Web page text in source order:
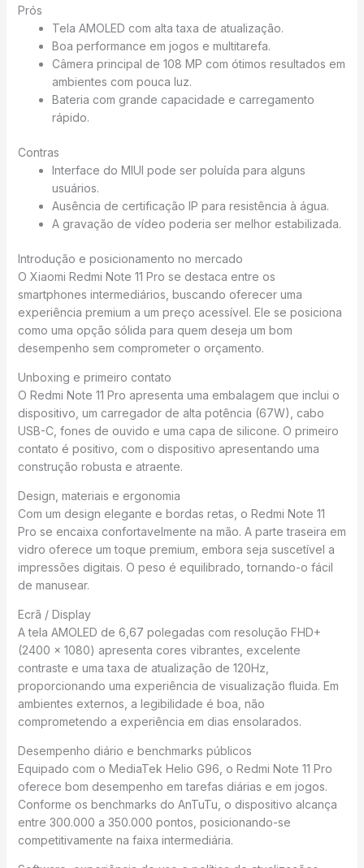
Prós
Tela AMOLED com alta taxa de atualização.
Boa performance em jogos e multitarefa.
Câmera principal de 108 MP com ótimos resultados em
ambientes com pouca luz.
Bateria com grande capacidade e carregamento
rápido.
Contras
Interface do MIUI pode ser poluída para alguns
usuários.
Ausência de certificação IP para resistência à água.
A gravação de vídeo poderia ser melhor estabilizada.
Introdução e posicionamento no mercado
O Xiaomi Redmi Note 11 Pro se destaca entre os
smartphones intermediários, buscando oferecer uma
experiência premium a um preço acessível. Ele se posiciona
como uma opção sólida para quem deseja um bom
desempenho sem comprometer o orçamento.
Unboxing e primeiro contato
O Redmi Note 11 Pro apresenta uma embalagem que inclui o
dispositivo, um carregador de alta potência (67W), cabo
USB-C, fones de ouvido e uma capa de silicone. O primeiro
contato é positivo, com o dispositivo apresentando uma
construção robusta e atraente.
Design, materiais e ergonomia
Com um design elegante e bordas retas, o Redmi Note 11
Pro se encaixa confortavelmente na mão. A parte traseira em
vidro oferece um toque premium, embora seja suscetível a
impressões digitais. O peso é equilibrado, tornando-o fácil
de manusear.
Ecrã / Display
A tela AMOLED de 6,67 polegadas com resolução FHD+
(2400 x 1080) apresenta cores vibrantes, excelente
contraste e uma taxa de atualização de 120Hz,
proporcionando uma experiência de visualização fluida. Em
ambientes externos, a legibilidade é boa, não
comprometendo a experiência em dias ensolarados.
Desempenho diário e benchmarks públicos
Equipado com o MediaTek Helio G96, o Redmi Note 11 Pro
oferece bom desempenho em tarefas diárias e em jogos.
Conforme os benchmarks do AnTuTu, o dispositivo alcança
entre 300.000 a 350.000 pontos, posicionando-se
competitivamente na faixa intermediária.